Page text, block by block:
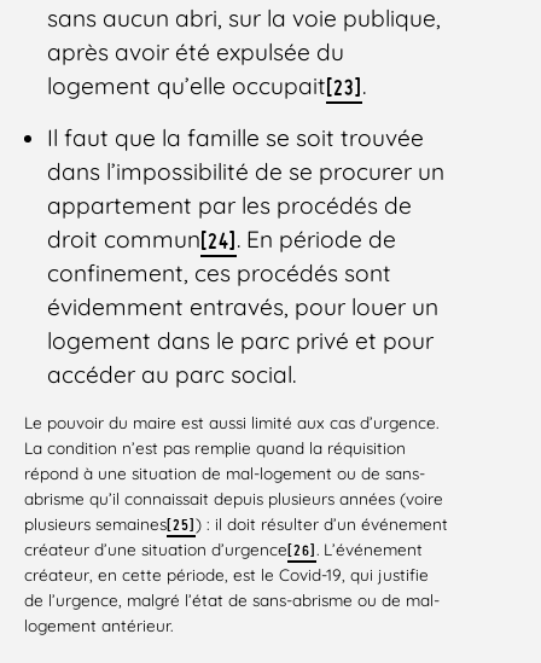
sans aucun abri, sur la voie publique,
après avoir été expulsée du
logement qu’elle occupait[23].
Il faut que la famille se soit trouvée
dans l’impossibilité de se procurer un
appartement par les procédés de
droit commun[24]. En période de
confinement, ces procédés sont
évidemment entravés, pour louer un
logement dans le parc privé et pour
accéder au parc social.
Le pouvoir du maire est aussi limité aux cas d’urgence.
La condition n’est pas remplie quand la réquisition
répond à une situation de mal-logement ou de sans-
abrisme qu’il connaissait depuis plusieurs années (voire
plusieurs semaines[25]) : il doit résulter d’un événement
créateur d’une situation d’urgence [26] . L’événement
créateur, en cette période, est le Covid-19, qui justifie
de l’urgence, malgré l’état de sans-abrisme ou de mal-
logement antérieur.